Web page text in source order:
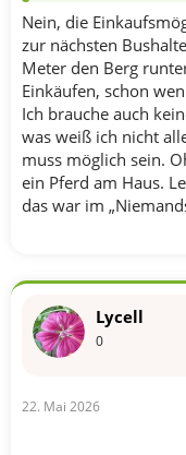
Nein, die
zur nächsten
Meter den Berg
Einkäufen, schon
Ich brauche auch
was weiß ich nicht
muss möglich sein.
ein Pferd am Haus.
das war im
Lycell
0
22. Mai 2026